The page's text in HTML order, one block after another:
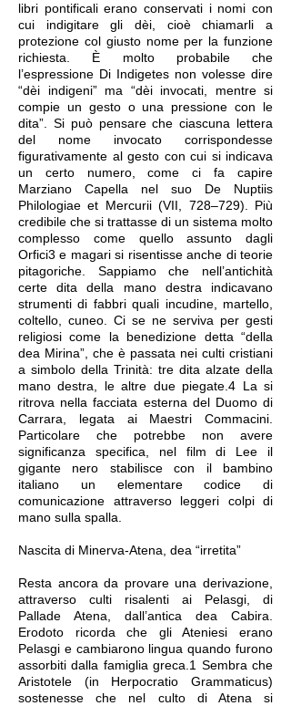
libri pontificali erano conservati i nomi con
cui indigitare gli dèi, cioè chiamarli a
protezione col giusto nome per la funzione
richiesta. È molto probabile che
l’espressione Di Indigetes non volesse dire
“dèi indigeni” ma “dèi invocati, mentre si
compie un gesto o una pressione con le
dita”. Si può pensare che ciascuna lettera
del nome invocato corrispondesse
figurativamente al gesto con cui si indicava
un certo numero, come ci fa capire
Marziano Capella nel suo De Nuptiis
Philologiae et Mercurii (VII, 728–729). Più
credibile che si trattasse di un sistema molto
complesso come quello assunto dagli
Orfici3 e magari si risentisse anche di teorie
pitagoriche. Sappiamo che nell’antichità
certe dita della mano destra indicavano
strumenti di fabbri quali incudine, martello,
coltello, cuneo. Ci se ne serviva per gesti
religiosi come la benedizione detta “della
dea Mirina”, che è passata nei culti cristiani
a simbolo della Trinità: tre dita alzate della
mano destra, le altre due piegate.4 La si
ritrova nella facciata esterna del Duomo di
Carrara, legata ai Maestri Commacini.
Particolare che potrebbe non avere
significanza specifica, nel film di Lee il
gigante nero stabilisce con il bambino
italiano un elementare codice di
comunicazione attraverso leggeri colpi di
mano sulla spalla.
Nascita di Minerva-Atena, dea “irretita”
Resta ancora da provare una derivazione,
attraverso culti risalenti ai Pelasgi, di
Pallade Atena, dall’antica dea Cabira.
Erodoto ricorda che gli Ateniesi erano
Pelasgi e cambiarono lingua quando furono
assorbiti dalla famiglia greca.1 Sembra che
Aristotele (in Herpocratio Grammaticus)
sostenesse che nel culto di Atena si